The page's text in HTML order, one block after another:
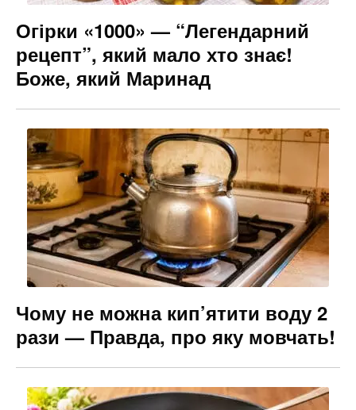
Огірки «1000» — “Легендарний
рецепт”, який мало хто знає!
Боже, який Маринад
Чому не можна кип’ятити воду 2
рази — Правда, про яку мовчать!